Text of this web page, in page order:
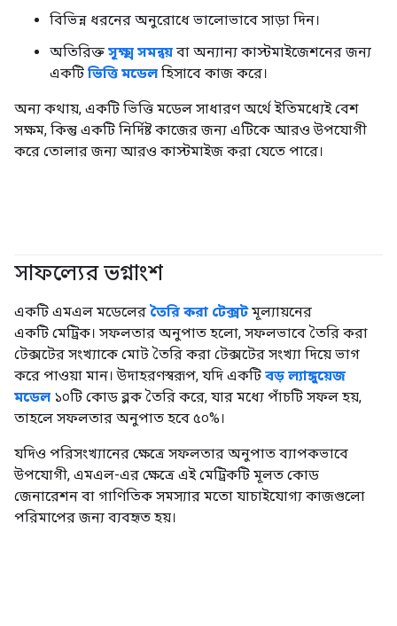
বিভিন্ন ধরনের অনুরোধে ভালোভাবে সাড়া দিন।
অতিরিক্ত সূক্ষ্ম সমন্বয় বা অন্যান্য কাস্টমাইজেশনের জন্য
একটি ভিত্তি মডেল হিসাবে কাজ করে।
অন্য কথায়, একটি ভিত্তি মডেল সাধারণ অর্থে ইতিমধ্যেই বেশ
সক্ষম, কিন্তু একটি নির্দিষ্ট কাজের জন্য এটিকে আরও উপযোগী
করে তোলার জন্য আরও কাস্টমাইজ করা যেতে পারে।
সাফল্যের ভগ্নাংশ
একটি এমএল মডেলের তৈরি করা টেক্সটমূল্যায়নের
একটি মেট্রিক। সফলতার অনুপাত হলো, সফলভাবে তৈরি করা
টেক্সটের সংখ্যাকে মোট তৈরি করা টেক্সটের সংখ্যা দিয়ে ভাগ
করে পাওয়া মান। উদাহরণস্বরূপ, যদি একটি বড় ল্যাঙ্গুয়েজ
মডেল ১০টি কোড ব্লক তৈরি করে, যার মধ্যে পাঁচটি সফল হয়,
তাহলে সফলতার অনুপাত হবে ৫০%।
যদিও পরিসংখ্যানের ক্ষেত্রে সফলতার অনুপাত ব্যাপকভাবে
উপযোগী, এমএল-এর ক্ষেত্রে এই মেট্রিকটি মূলত কোড
জেনারেশন বা গাণিতিক সমস্যার মতো যাচাইযোগ্য কাজগুলো
পরিমাপের জন্য ব্যবহৃত হয়।